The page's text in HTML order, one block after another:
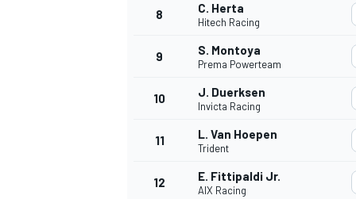
8 C. Herta
Hitech Racing
9 S. Montoya
Prema Powerteam
10 J. Duerksen
Invicta Racing
11 L. Van Hoepen
Trident
12 E. Fittipaldi Jr.
AIX Racing